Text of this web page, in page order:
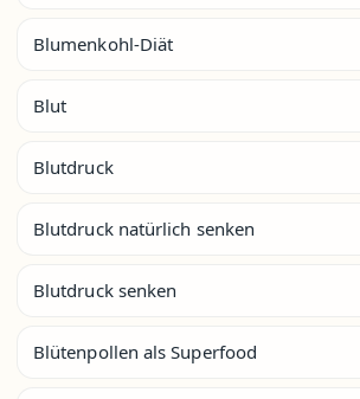
Blumenkohl-Diät
Blut
Blutdruck
Blutdruck natürlich senken
Blutdruck senken
Blütenpollen als Superfood